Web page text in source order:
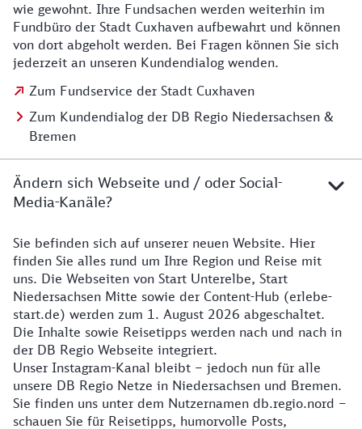
wie gewohnt. Ihre Fundsachen werden weiterhin im
Fundbüro der Stadt Cuxhaven aufbewahrt und können
von dort abgeholt werden. Bei Fragen können Sie sich
jederzeit an unseren Kundendialog wenden.
Zum Fundservice der Stadt Cuxhaven
Zum Kundendialog der DB Regio Niedersachsen &
Bremen
Ändern sich Webseite und / oder Social-
Media-Kanäle?
Details zur Website
Sie befinden sich auf unserer neuen Website. Hier
finden Sie alles rund um Ihre Region und Reise mit
uns. Die Webseiten von Start Unterelbe, Start
Niedersachsen Mitte sowie der Content-Hub (erlebe-
start.de) werden zum 1. August 2026 abgeschaltet.
Die Inhalte sowie Reisetipps werden nach und nach in
der DB Regio Webseite integriert.
Unser Instagram-Kanal bleibt – jedoch nun für alle
unsere DB Regio Netze in Niedersachsen und Bremen.
Sie finden uns unter dem Nutzernamen db.regio.nord –
schauen Sie für Reisetipps, humorvolle Posts,